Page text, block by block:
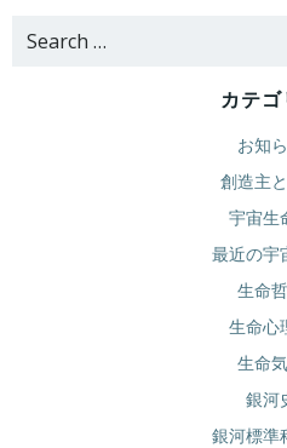
Search
カテ
お知
創造主
宇宙生
最近の宇
生命
生命心
生命
銀河
銀河標準